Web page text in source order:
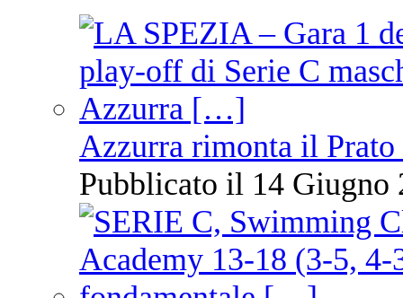
Azzurra rimonta il Prato
Pubblicato il 14 Giugno